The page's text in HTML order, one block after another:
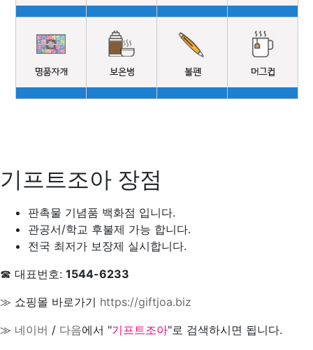
기프트조아 장점
판촉물 기념품 백화점 입니다.
관공서/학교 후불제 가능 합니다.
전국 최저가 보장제 실시합니다.
☎ 대표번호: 1544-6233
≫ 쇼핑몰 바로가기 https://giftjoa.biz
≫ 네이버 / 다음에서 "기프트조아"로 검색하시면 됩니다.